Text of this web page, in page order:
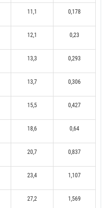
11,1 0,178
12,1 0,23
13,3 0,293
13,7 0,306
15,5 0,427
18,6 0,64
20,7 0,837
23,4 1,107
27,2 1,569